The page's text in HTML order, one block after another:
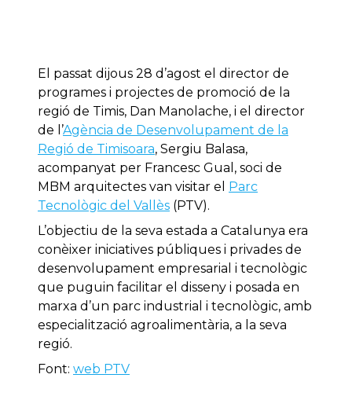
El passat dijous 28 d’agost el director de
programes i projectes de promoció de la
regió de Timis, Dan Manolache, i el director
de l’Agència de Desenvolupament de la
Regió de Timisoara, Sergiu Balasa,
acompanyat per Francesc Gual, soci de
MBM arquitectes van visitar el Parc
Tecnològic del Vallès (PTV).
L’objectiu de la seva estada a Catalunya era
conèixer iniciatives públiques i privades de
desenvolupament empresarial i tecnològic
que puguin facilitar el disseny i posada en
marxa d’un parc industrial i tecnològic, amb
especialització agroalimentària, a la seva
regió.
Font: web PTV